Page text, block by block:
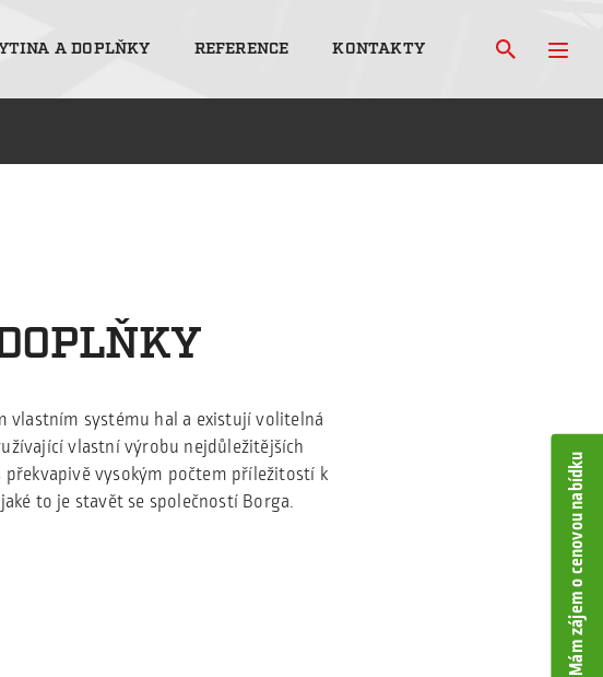
A DOPLŇKY REFERENCE KONTAKTY
Mám zájem o cenovou nabídku
vlastním systému hal a existují volitelná
vlastní výrobu nejdůležitějších
vysokým počtem příležitostí k
to je stavět se společností Borga.